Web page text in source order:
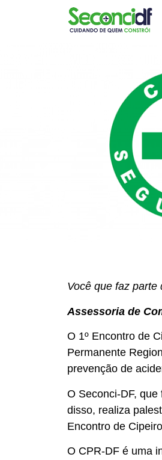
Você que faz parte
Assessoria de
O 1º Encontro de
Permanente
prevenção de
O Seconci-DF,
disso, realiza
Encontro de
O CPR-DF é uma